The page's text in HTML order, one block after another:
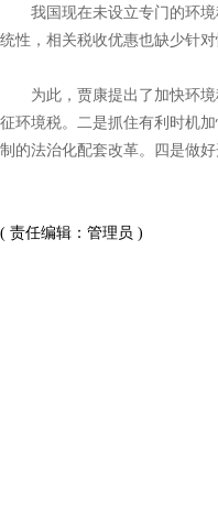
我国现在未设立专门的环境
统性，相关税收优惠也缺少针
为此，贾康提出了加快环境
征环境税。二是抓住有利时机
制的法治化配套改革。四是做
( 责任编辑：管理员 )